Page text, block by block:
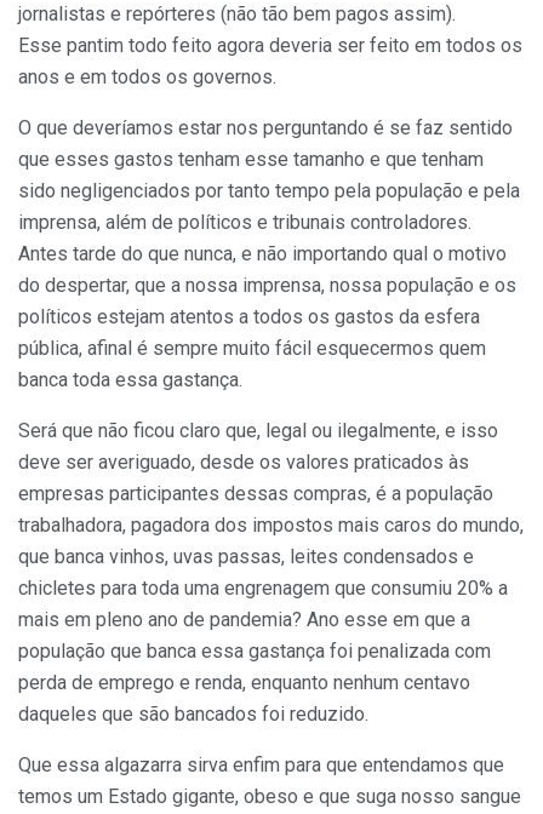
jornalistas e repórteres (não tão bem pagos assim).
Esse pantim todo feito agora deveria ser feito em todos os
anos e em todos os governos.
O que deveríamos estar nos perguntando é se faz sentido
que esses gastos tenham esse tamanho e que tenham
sido negligenciados por tanto tempo pela população e pela
imprensa, além de políticos e tribunais controladores.
Antes tarde do que nunca, e não importando qual o motivo
do despertar, que a nossa imprensa, nossa população e os
políticos estejam atentos a todos os gastos da esfera
pública, afinal é sempre muito fácil esquecermos quem
banca toda essa gastança.
Será que não ficou claro que, legal ou ilegalmente, e isso
deve ser averiguado, desde os valores praticados às
empresas participantes dessas compras, é a população
trabalhadora, pagadora dos impostos mais caros do mundo,
que banca vinhos, uvas passas, leites condensados e
chicletes para toda uma engrenagem que consumiu 20% a
mais em pleno ano de pandemia? Ano esse em que a
população que banca essa gastança foi penalizada com
perda de emprego e renda, enquanto nenhum centavo
daqueles que são bancados foi reduzido.
Que essa algazarra sirva enfim para que entendamos que
temos um Estado gigante, obeso e que suga nosso sangue